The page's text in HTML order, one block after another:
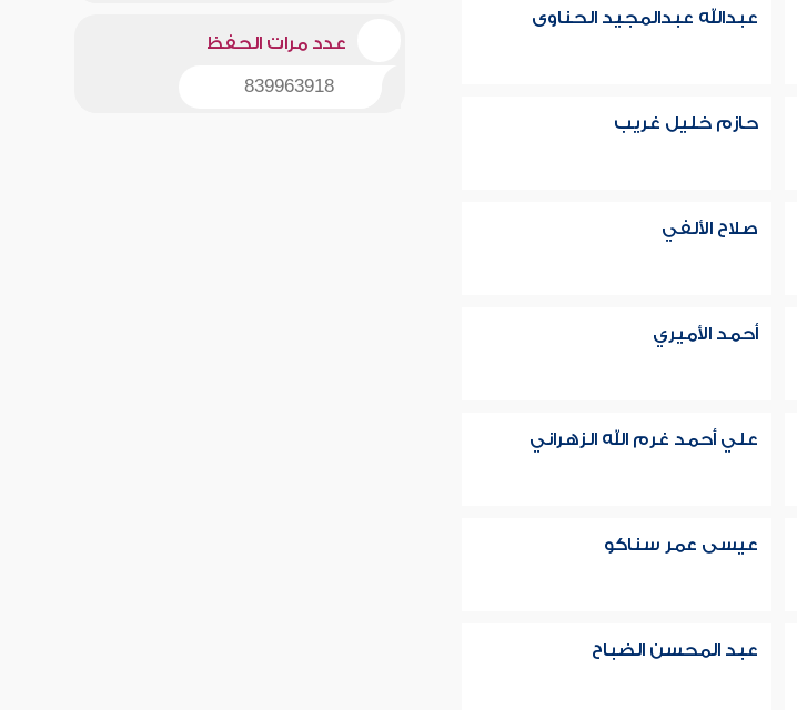
عبدالله عبدالمجيد الحناوى
حازم خليل غريب
صلاح الألفي
أحمد الأميري
علي أحمد غرم الله الزهراني
عيسى عمر سناكو
عبد المحسن الضباح
عدد مرات الحفظ
839963918